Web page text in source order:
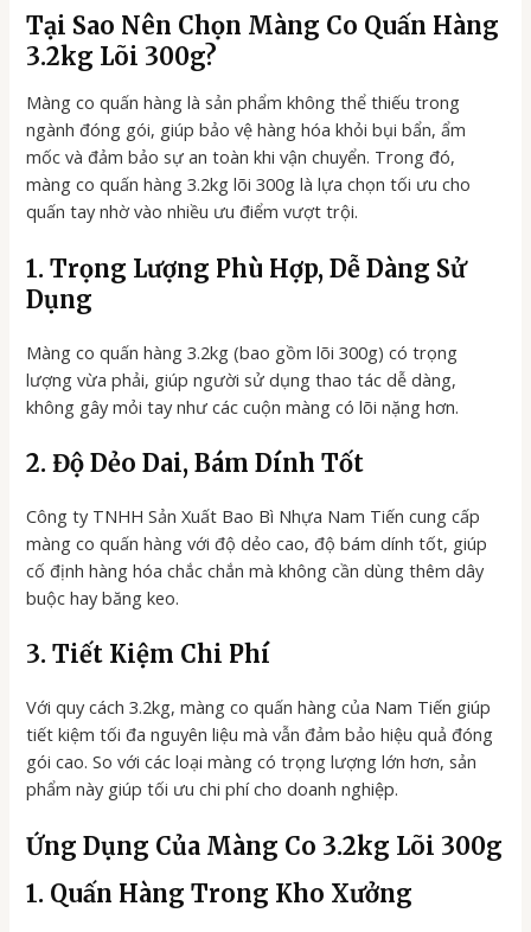
Tại Sao Nên Chọn Màng Co Quấn Hàng
3.2kg Lõi 300g?
Màng co quấn hàng là sản phẩm không thể thiếu trong
ngành đóng gói, giúp bảo vệ hàng hóa khỏi bụi bẩn, ẩm
mốc và đảm bảo sự an toàn khi vận chuyển. Trong đó,
màng co quấn hàng 3.2kg lõi 300g là lựa chọn tối ưu cho
quấn tay nhờ vào nhiều ưu điểm vượt trội.
1. Trọng Lượng Phù Hợp, Dễ Dàng Sử
Dụng
Màng co quấn hàng 3.2kg (bao gồm lõi 300g) có trọng
lượng vừa phải, giúp người sử dụng thao tác dễ dàng,
không gây mỏi tay như các cuộn màng có lõi nặng hơn.
2. Độ Dẻo Dai, Bám Dính Tốt
Công ty TNHH Sản Xuất Bao Bì Nhựa Nam Tiến cung cấp
màng co quấn hàng với độ dẻo cao, độ bám dính tốt, giúp
cố định hàng hóa chắc chắn mà không cần dùng thêm dây
buộc hay băng keo.
3. Tiết Kiệm Chi Phí
Với quy cách 3.2kg, màng co quấn hàng của Nam Tiến giúp
tiết kiệm tối đa nguyên liệu mà vẫn đảm bảo hiệu quả đóng
gói cao. So với các loại màng có trọng lượng lớn hơn, sản
phẩm này giúp tối ưu chi phí cho doanh nghiệp.
Ứng Dụng Của Màng Co 3.2kg Lõi 300g
1. Quấn Hàng Trong Kho Xưởng